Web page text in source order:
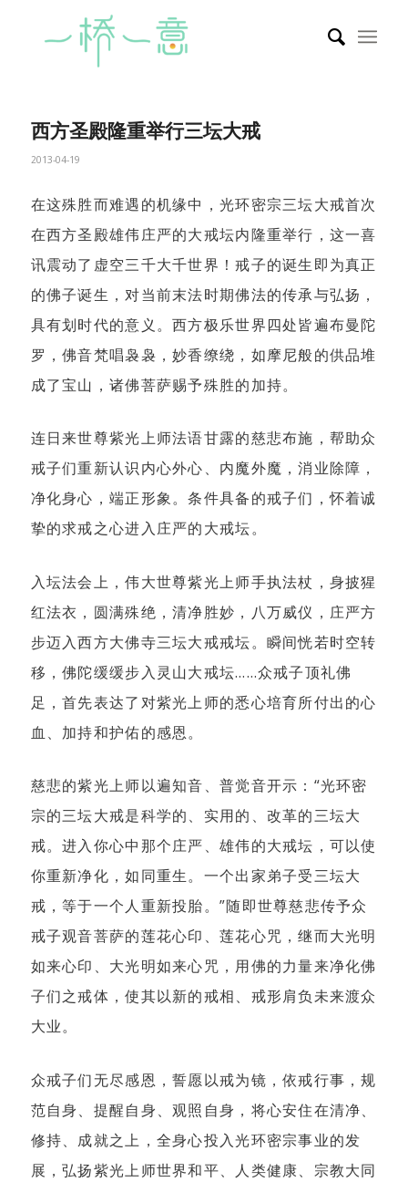
西方圣殿隆重举行三坛大戒
2013-04-19
在这殊胜而难遇的机缘中，光环密宗三坛大戒首次
在西方圣殿雄伟庄严的大戒坛内隆重举行，这一喜
讯震动了虚空三千大千世界！戒子的诞生即为真正
的佛子诞生，对当前末法时期佛法的传承与弘扬，
具有划时代的意义。西方极乐世界四处皆遍布曼陀
罗，佛音梵唱袅袅，妙香缭绕，如摩尼般的供品堆
成了宝山，诸佛菩萨赐予殊胜的加持。
连日来世尊紫光上师法语甘露的慈悲布施，帮助众
戒子们重新认识内心外心、内魔外魔，消业除障，
净化身心，端正形象。条件具备的戒子们，怀着诚
挚的求戒之心进入庄严的大戒坛。
入坛法会上，伟大世尊紫光上师手执法杖，身披猩
红法衣，圆满殊绝，清净胜妙，八万威仪，庄严方
步迈入西方大佛寺三坛大戒戒坛。瞬间恍若时空转
移，佛陀缓缓步入灵山大戒坛……众戒子顶礼佛
足，首先表达了对紫光上师的悉心培育所付出的心
血、加持和护佑的感恩。
慈悲的紫光上师以遍知音、普觉音开示：“光环密
宗的三坛大戒是科学的、实用的、改革的三坛大
戒。进入你心中那个庄严、雄伟的大戒坛，可以使
你重新净化，如同重生。一个出家弟子受三坛大
戒，等于一个人重新投胎。”随即世尊慈悲传予众
戒子观音菩萨的莲花心印、莲花心咒，继而大光明
如来心印、大光明如来心咒，用佛的力量来净化佛
子们之戒体，使其以新的戒相、戒形肩负未来渡众
大业。
众戒子们无尽感恩，誓愿以戒为镜，依戒行事，规
范自身、提醒自身、观照自身，将心安住在清净、
修持、成就之上，全身心投入光环密宗事业的发
展，弘扬紫光上师世界和平、人类健康、宗教大同